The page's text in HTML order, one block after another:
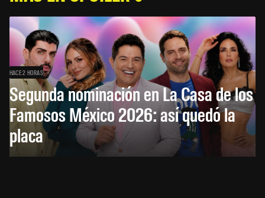
HACE 2 HORAS
Segunda nominación en La Casa de los
Famosos México 2026: así quedó la
placa